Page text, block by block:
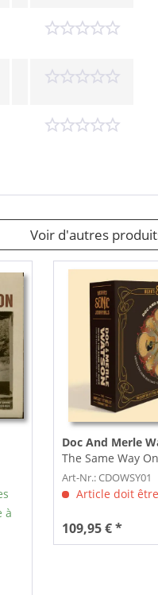
Voir d'autres
à
Doc And Merle
The Same Way
Art-Nr.: CDOWSY01
Article doit
109,95 € *